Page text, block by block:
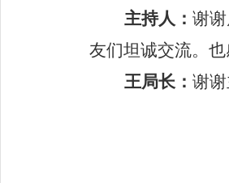
主持人： 谢
友们坦诚交流。
王局长： 谢